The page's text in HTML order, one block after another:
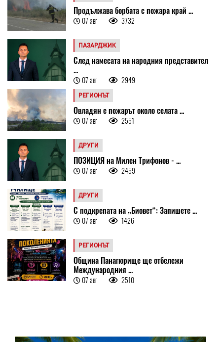
Продължава борбата с пожара край ...
07 авг 3732
ПАЗАРДЖИК
След намесата на народния представител
...
07 авг 2949
РЕГИОНЪТ
Овладян е пожарът около селата ...
07 авг 2551
ДРУГИ
ПОЗИЦИЯ на Милен Трифонов - ...
07 авг 2459
ДРУГИ
С подкрепата на „Биовет“: Запишете ...
07 авг 1426
РЕГИОНЪТ
Община Панагюрище ще отбележи
Международния ...
07 авг 2510